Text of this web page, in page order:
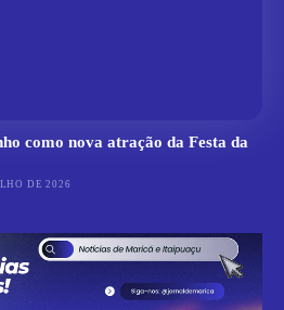
como nova atração da Festa da
DE 2026